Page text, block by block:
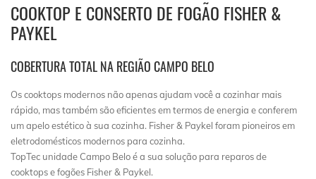
COOKTOP E CONSERTO DE FOGÃO FISHER &
PAYKEL
COBERTURA TOTAL NA REGIÃO CAMPO BELO
Os cooktops modernos não apenas ajudam você a cozinhar mais
rápido, mas também são eficientes em termos de energia e conferem
um apelo estético à sua cozinha. Fisher & Paykel foram pioneiros em
eletrodomésticos modernos para cozinha.
TopTec unidade Campo Belo é a sua solução para reparos de
cooktops e fogões Fisher & Paykel.